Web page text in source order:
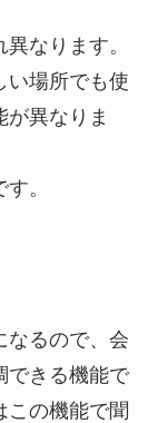
なります。
い場所でも使
が異なりま
。
なるので、会
できる機能で
この機能で聞